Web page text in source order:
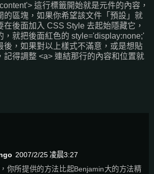
這行標籤開始就是元件的內容，
的區塊，如果你希望該文件「預設」就
在後面加入 CSS Style 去起始隱藏它，
，就把後面紅色的 style='display:none;'
後，如果對以上樣式不滿意，或是想貼
記得調整 <a> 連結那行的內容和位置就
2007/2/25 凌晨3:27
你所提供的方法比起Benjamin大的方法精